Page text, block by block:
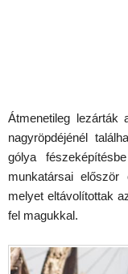
Átmenetileg lezárták
nagyröpdéjénél
gólya
munkatársai
melyet eltávolítottak
fel magukkal.